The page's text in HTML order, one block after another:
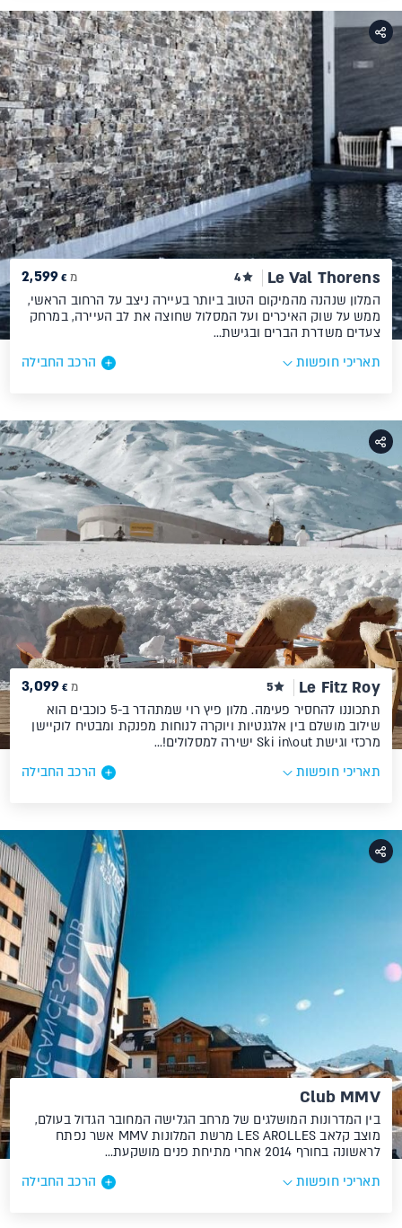
Le Val Thorens
4 מ 2,599 €
המלון שנהנה מהמיקום הטוב ביותר בעיירה ניצב על הרחוב הראשי,
ממש על שוק האיכרים ועל המסלול שחוצה את לב העיירה, במרחק
צעדים משדרת הברים ובגישת…
תאריכי חופשות
הרכב החבילה
Le Fitz Roy
5 מ 3,099 €
תתכוננו להחסיר פעימה. מלון פיץ רוי שמתהדר ב-5 כוכבים הוא
שילוב מושלם בין אלגנטיות ויוקרה לנוחות מפנקת ומבטיח לוקיישן
מרכזי וגישת Ski in\out ישירה למסלולים!…
תאריכי חופשות
הרכב החבילה
Club MMV
בין המדרונות המושלגים של מרחב הגלישה המחובר הגדול בעולם,
מוצב קלאב LES AROLLES מרשת המלונות MMV אשר נפתח
לראשונה בחורף 2014 אחרי מתיחת פנים מושקעת…
תאריכי חופשות
הרכב החבילה